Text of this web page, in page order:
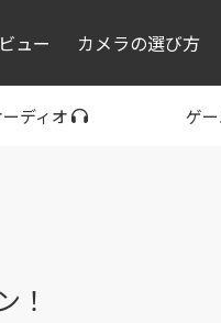
ュー カメラの選び方
ディオ ゲ
！